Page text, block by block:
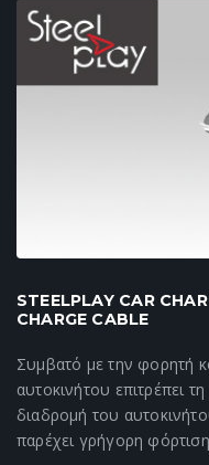
STEELPLAY CAR
CHARGE CABLE
Συμβατό με την φορητή
αυτοκινήτου επιτρέπει
διαδρομή του
παρέχει γρήγορη